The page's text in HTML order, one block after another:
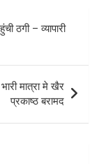
ठगी – व्यापारी
मात्रा मे खैर
प्रकाष्ठ बरामद